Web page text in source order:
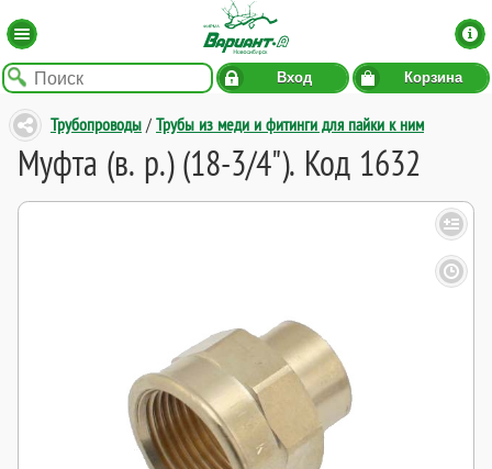
Вход Корзина
Трубопроводы / Трубы из меди и фитинги для пайки к ним
Муфта (в. р.) (18-3/4"). Код 1632